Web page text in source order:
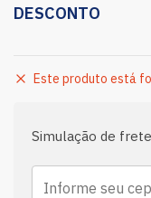
DESCONTO
Este produto está
Simulação de frete